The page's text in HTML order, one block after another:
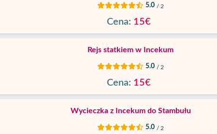
5.0 / 2
Cena: 15€
Rejs statkiem w Incekum
5.0 / 2
Cena: 15€
Wycieczka z Incekum do Stambułu
5.0 / 2